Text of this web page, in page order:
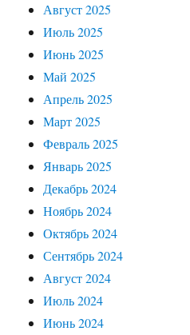
Август 2025
Июль 2025
Июнь 2025
Май 2025
Апрель 2025
Март 2025
Февраль 2025
Январь 2025
Декабрь 2024
Ноябрь 2024
Октябрь 2024
Сентябрь 2024
Август 2024
Июль 2024
Июнь 2024